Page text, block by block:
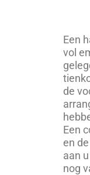
Een
vol
de
Een
en
aan
nog